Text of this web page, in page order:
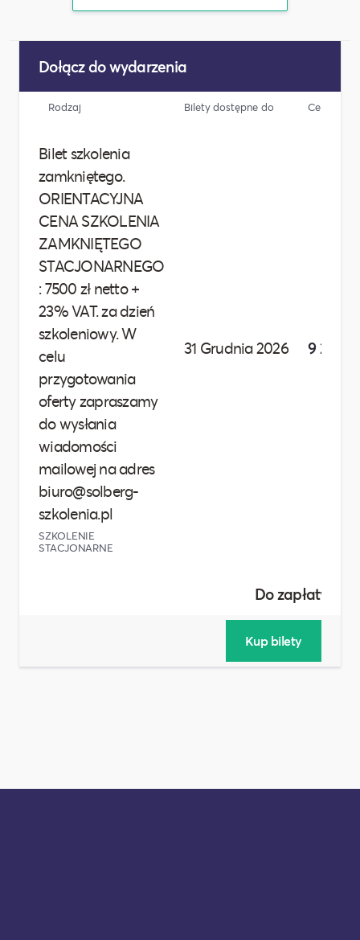
Dołącz do wydarzenia
Rodzaj Bilety dostępne do Cena
Bilet szkolenia
zamkniętego.
ORIENTACYJNA
CENA SZKOLENIA
ZAMKNIĘTEGO
STACJONARNEGO
: 7500 zł netto +
23% VAT. za dzień
szkoleniowy. W
celu
przygotowania
oferty zapraszamy
do wysłania
wiadomości
mailowej na adres
biuro@solberg-
szkolenia.pl
SZKOLENIE
STACJONARNE
31 Grudnia 2026 9